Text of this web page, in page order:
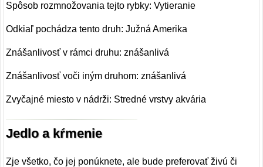
Spôsob rozmnožovania tejto rybky: Vytieranie
Odkiaľ pochádza tento druh: Južná Amerika
Znášanlivosť v rámci druhu: znášanlivá
Znášanlivosť voči iným druhom: znášanlivá
Zvyčajné miesto v nádrži: Stredné vrstvy akvária
Jedlo a kŕmenie
Zje všetko, čo jej ponúknete, ale bude preferovať živú či